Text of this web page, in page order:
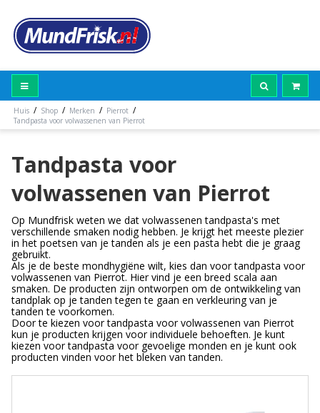
Huis / Shop / Merken / Pierrot /
Tandpasta voor volwassenen van Pierrot
Tandpasta voor
volwassenen van Pierrot
Op Mundfrisk weten we dat volwassenen tandpasta's met
verschillende smaken nodig hebben. Je krijgt het meeste plezier
in het poetsen van je tanden als je een pasta hebt die je graag
gebruikt.
Als je de beste mondhygiëne wilt, kies dan voor tandpasta voor
volwassenen van Pierrot. Hier vind je een breed scala aan
smaken. De producten zijn ontworpen om de ontwikkeling van
tandplak op je tanden tegen te gaan en verkleuring van je
tanden te voorkomen.
Door te kiezen voor tandpasta voor volwassenen van Pierrot
kun je producten krijgen voor individuele behoeften. Je kunt
kiezen voor tandpasta voor gevoelige monden en je kunt ook
producten vinden voor het bleken van tanden.